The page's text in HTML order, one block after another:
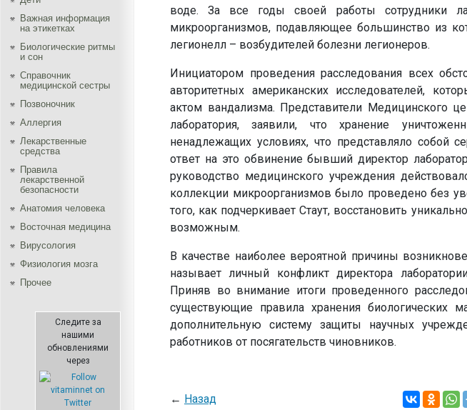
Важная информация
на этикетках
Биологические ритмы
и сон
Справочник
медицинской сестры
Позвоночник
Аллергия
Лекарственные
средства
Правила
лекарственной
безопасности
Aнатомия человека
Восточная медицина
Вирусология
Физиология мозга
Прочее
Следите за
нашими
обновлениями
через
воде. За все годы своей работы сотрудники
микроорганизмов, подавляющее большинство из
легионелл – возбудителей болезни легионеров.
Инициатором проведения расследования всех
авторитетных американских исследователей,
актом вандализма. Представители Медицинского
лаборатория, заявили, что хранение
ненадлежащих условиях, что представляло собой
ответ на это обвинение бывший директор
руководство медицинского учреждения
коллекции микроорганизмов было проведено без
того, как подчеркивает Стаут, восстановить
возможным.
В качестве наиболее вероятной причины
называет личный конфликт директора
Приняв во внимание итоги проведенного
существующие правила хранения биологических
дополнительную систему защиты научных
работников от посягательств чиновников.
← Назад